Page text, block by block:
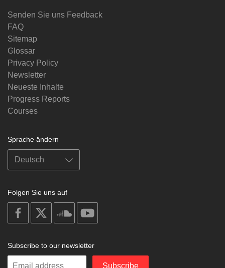
Senden Sie uns Feedback
FAQ
Sitemap
Glossar
Privacy Policy
Newsletter
Neueste Inhalte
Progress Reports
Courses
Sprache ändern
Folgen Sie uns auf
on
facebook
soundcloud
Subscribe to our newsletter
Enter
Subscribe